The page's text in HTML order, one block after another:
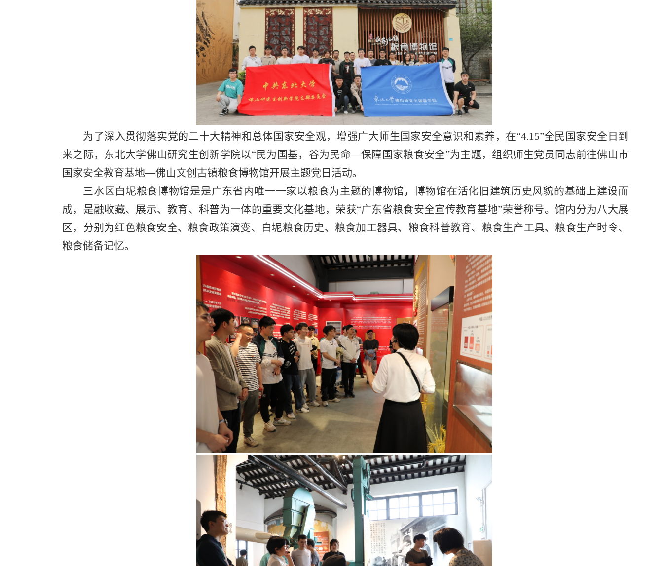
为了深入贯彻落实党的二十大精神和总体国家安全观，增强广大师生国家安全意识和素养，在“4.15”全民国家安全日到
来之际，东北大学佛山研究生创新学院以“民为国基，谷为民命—保障国家粮食安全”为主题，组织师生党员同志前往佛山市
国家安全教育基地—佛山文创古镇粮食博物馆开展主题党日活动。
三水区白坭粮食博物馆是是广东省内唯一一家以粮食为主题的博物馆，博物馆在活化旧建筑历史风貌的基础上建设而
成，是融收藏、展示、教育、科普为一体的重要文化基地，荣获“广东省粮食安全宣传教育基地”荣誉称号。馆内分为八大展
区，分别为红色粮食安全、粮食政策演变、白坭粮食历史、粮食加工器具、粮食科普教育、粮食生产工具、粮食生产时令、
粮食储备记忆。